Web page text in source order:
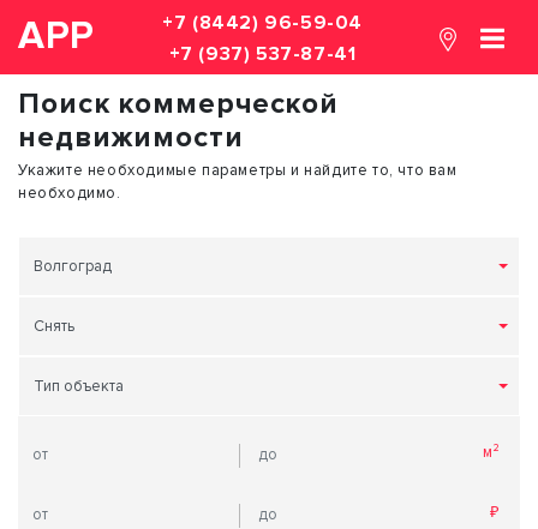
АРР
+7 (8442) 96-59-04
+7 (937) 537-87-41
Поиск коммерческой
недвижимости
Укажите необходимые параметры и найдите то, что вам
необходимо.
Волгоград
Снять
Тип объекта